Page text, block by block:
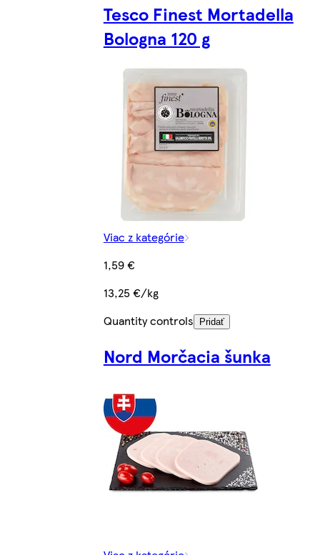
Tesco Finest Mortadella
Bologna 120 g
Viac z kategórie
1,59 €
13,25 €/kg
Quantity controls
Pridať
Nord Morčacia šunka